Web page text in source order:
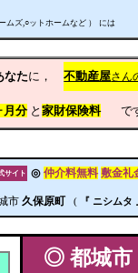
ムズ,○ットホームなど ） には
なたに， 不動産屋さん
月分と 家財保険料 で
サイト ◎ 仲介料無料 敷金礼
市 久保原町 ( 『 ニシム
◎ 都城市